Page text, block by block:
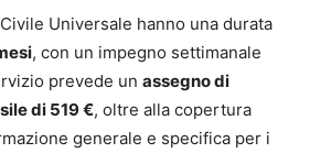
Universale hanno una durata
, con un impegno settimanale
prevede un assegno di
di 519 €, oltre alla copertura
generale e specifica per i